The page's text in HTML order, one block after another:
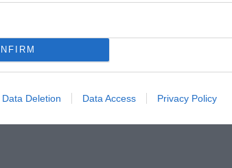
Data Deletion Data Access Privacy Policy
με μαχαίρι ένα 22χρονο κορίτσι που
του ΕΚΑΒ, μεταφέρθηκε στο νοσοκομείο.